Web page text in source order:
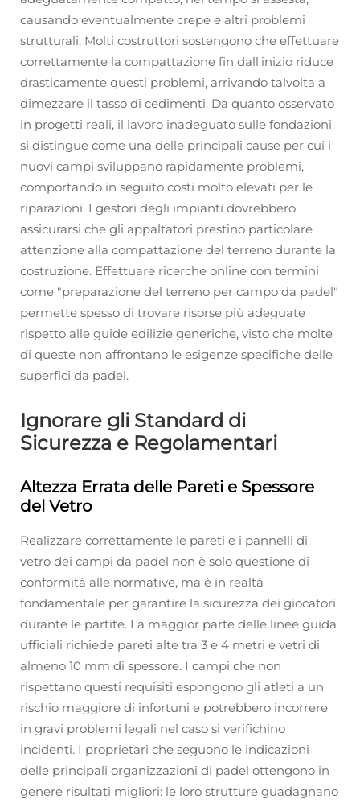
causando eventualmente crepe e altri problemi
strutturali. Molti costruttori sostengono che effettuare
correttamente la compattazione fin dall'inizio riduce
drasticamente questi problemi, arrivando talvolta a
dimezzare il tasso di cedimenti. Da quanto osservato
in progetti reali, il lavoro inadeguato sulle fondazioni
si distingue come una delle principali cause per cui i
nuovi campi sviluppano rapidamente problemi,
comportando in seguito costi molto elevati per le
riparazioni. I gestori degli impianti dovrebbero
assicurarsi che gli appaltatori prestino particolare
attenzione alla compattazione del terreno durante la
costruzione. Effettuare ricerche online con termini
come "preparazione del terreno per campo da padel"
permette spesso di trovare risorse più adeguate
rispetto alle guide edilizie generiche, visto che molte
di queste non affrontano le esigenze specifiche delle
superfici da padel.
Ignorare gli Standard di
Sicurezza e Regolamentari
Altezza Errata delle Pareti e Spessore
del Vetro
Realizzare correttamente le pareti e i pannelli di
vetro dei campi da padel non è solo questione di
conformità alle normative, ma è in realtà
fondamentale per garantire la sicurezza dei giocatori
durante le partite. La maggior parte delle linee guida
ufficiali richiede pareti alte tra 3 e 4 metri e vetri di
almeno 10 mm di spessore. I campi che non
rispettano questi requisiti espongono gli atleti a un
rischio maggiore di infortuni e potrebbero incorrere
in gravi problemi legali nel caso si verifichino
incidenti. I proprietari che seguono le indicazioni
delle principali organizzazioni di padel ottengono in
genere risultati migliori: le loro strutture guadagnano